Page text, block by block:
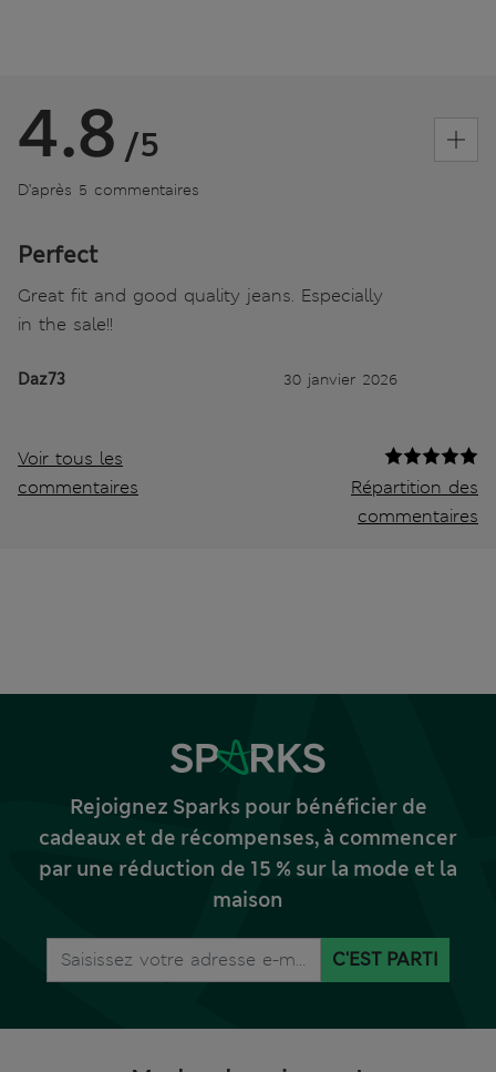
4.8 /5
D’après 5 commentaires
Perfect
Great fit and good quality jeans. Especially
in the sale!!
Daz73 30 janvier 2026
Voir tous les
commentaires
Répartition des
commentaires
Rejoignez Sparks pour bénéficier de
cadeaux et de récompenses, à commencer
par une réduction de 15 % sur la mode et la
maison
C'EST PARTI